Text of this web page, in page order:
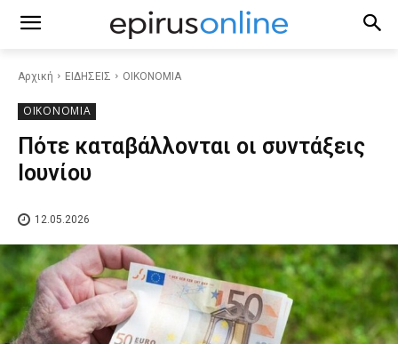
Αρχική ΕΙΔΗΣΕΙΣ ΟΙΚΟΝΟΜΙΑ
ΟΙΚΟΝΟΜΙΑ
Πότε καταβάλλονται οι συντάξεις
Ιουνίου
12.05.2026